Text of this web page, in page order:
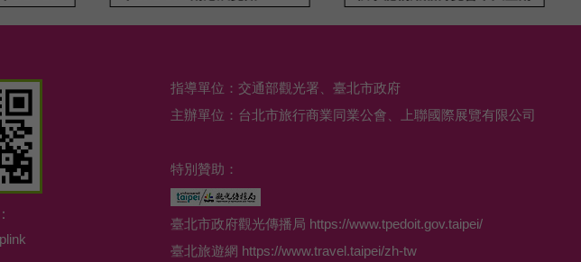
指導單位：交通部觀光署、臺北市政府
主辦單位：台北市旅行商業同業公會、上聯國際展覽有限公司
特別贊助：
臺北市政府觀光傳播局 https://www.tpedoit.gov.taipei/
臺北旅遊網 https://www.travel.taipei/zh-tw